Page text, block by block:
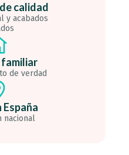
calidad
y acabados
familiar
de verdad
España
nacional